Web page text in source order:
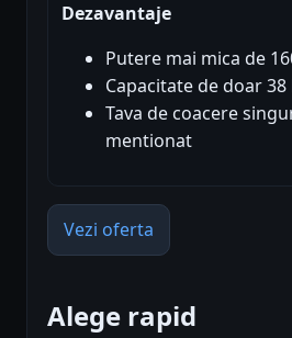
Dezavantaje
Putere mai mica de
Capacitate de doar 38
Tava de coacere
mentionat
Vezi oferta
Alege rapid